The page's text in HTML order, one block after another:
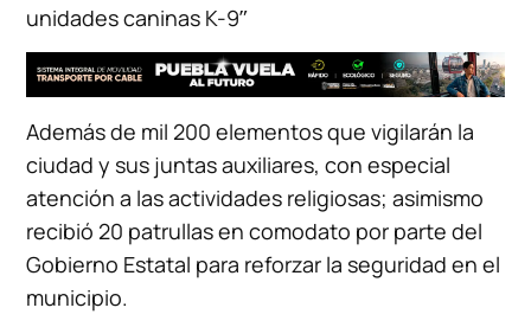
unidades caninas K-9″
Además de mil 200 elementos que vigilarán la
ciudad y sus juntas auxiliares, con especial
atención a las actividades religiosas; asimismo
recibió 20 patrullas en comodato por parte del
Gobierno Estatal para reforzar la seguridad en el
municipio.